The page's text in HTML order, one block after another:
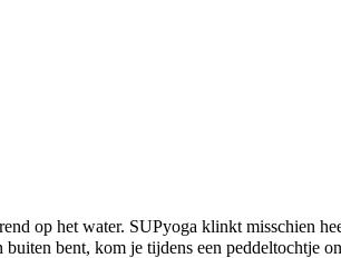
op het water. SUPyoga klinkt misschien
bent, kom je tijdens een peddeltochtje